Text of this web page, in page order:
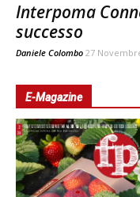
Interpoma
successo
Daniele Colombo 27
E-Magazine